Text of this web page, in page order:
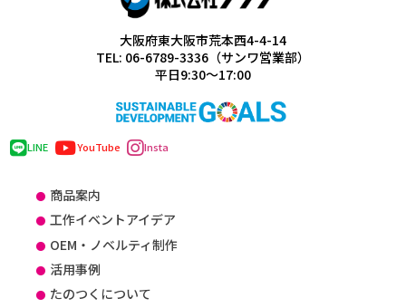
大阪府東大阪市荒本西4-4-14
TEL: 06-6789-3336（サンワ営業部）
平日9:30～17:00
LINE YouTube Insta
商品案内
工作イベントアイデア
OEM・ノベルティ制作
活用事例
たのつくについて